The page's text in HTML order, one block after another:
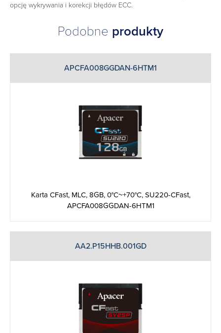
opcję wykrywania i korekcji błędów ECC.
Podobne produkty
APCFA008GGDAN-6HTM1
Karta CFast, MLC, 8GB, 0°C~+70°C, SU220-CFast,
APCFA008GGDAN-6HTM1
AA2.P15HHB.001GD